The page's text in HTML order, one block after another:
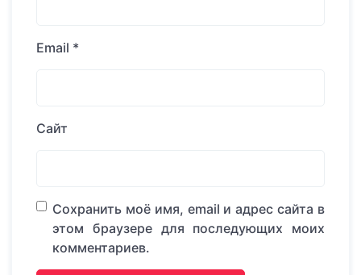
Email *
Сайт
Сохранить моё имя, email и адрес сайта в
этом браузере для последующих моих
комментариев.